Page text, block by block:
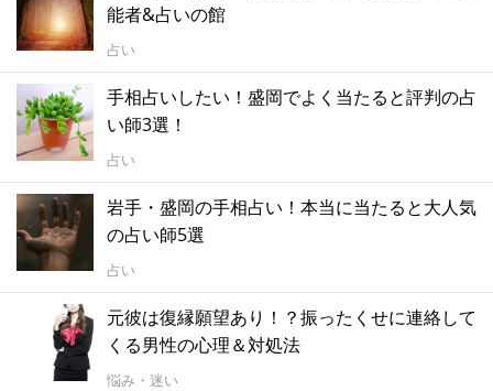
能者&占いの館
占い
手相占いしたい！盛岡でよく当たると評判の占
い師3選！
占い
岩手・盛岡の手相占い！本当に当たると大人気
の占い師5選
占い
元彼は復縁願望あり！？振ったくせに連絡して
くる男性の心理＆対処法
悩み・迷い